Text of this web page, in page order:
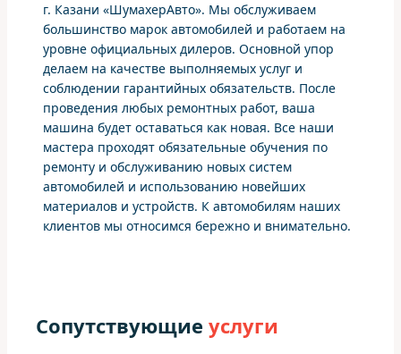
г. Казани «ШумахерАвто». Мы обслуживаем
большинство марок автомобилей и работаем на
уровне официальных дилеров. Основной упор
делаем на качестве выполняемых услуг и
соблюдении гарантийных обязательств. После
проведения любых ремонтных работ, ваша
машина будет оставаться как новая. Все наши
мастера проходят обязательные обучения по
ремонту и обслуживанию новых систем
автомобилей и использованию новейших
материалов и устройств. К автомобилям наших
клиентов мы относимся бережно и внимательно.
Сопутствующие услуги